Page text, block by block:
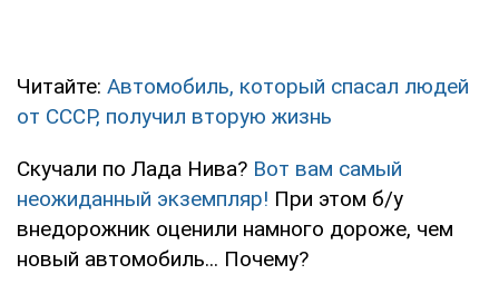
Читайте: Автомобиль, который спасал людей
от СССР, получил вторую жизнь
Скучали по Лада Нива? Вот вам самый
неожиданный экземпляр! При этом б/у
внедорожник оценили намного дороже, чем
новый автомобиль... Почему?